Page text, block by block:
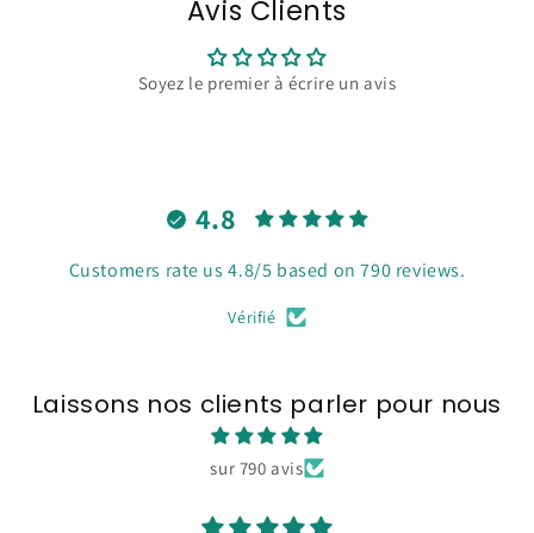
Avis Clients
Soyez le premier à écrire un avis
4.8
Customers rate us 4.8/5 based on 790 reviews.
Vérifié
Laissons nos clients parler pour nous
sur 790 avis